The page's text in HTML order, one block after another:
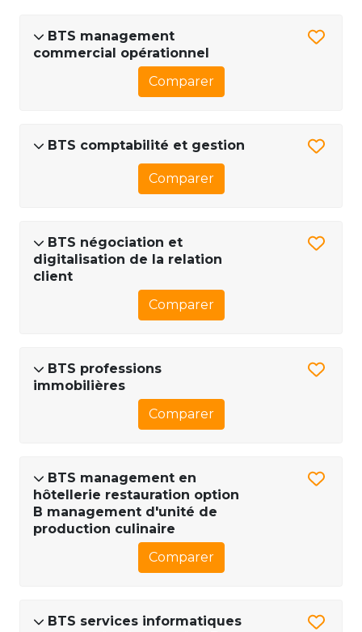
BTS management
commercial opérationnel
Comparer
BTS comptabilité et gestion
Comparer
BTS négociation et
digitalisation de la relation
client
Comparer
BTS professions
immobilières
Comparer
BTS management en
hôtellerie restauration option
B management d'unité de
production culinaire
Comparer
BTS services informatiques